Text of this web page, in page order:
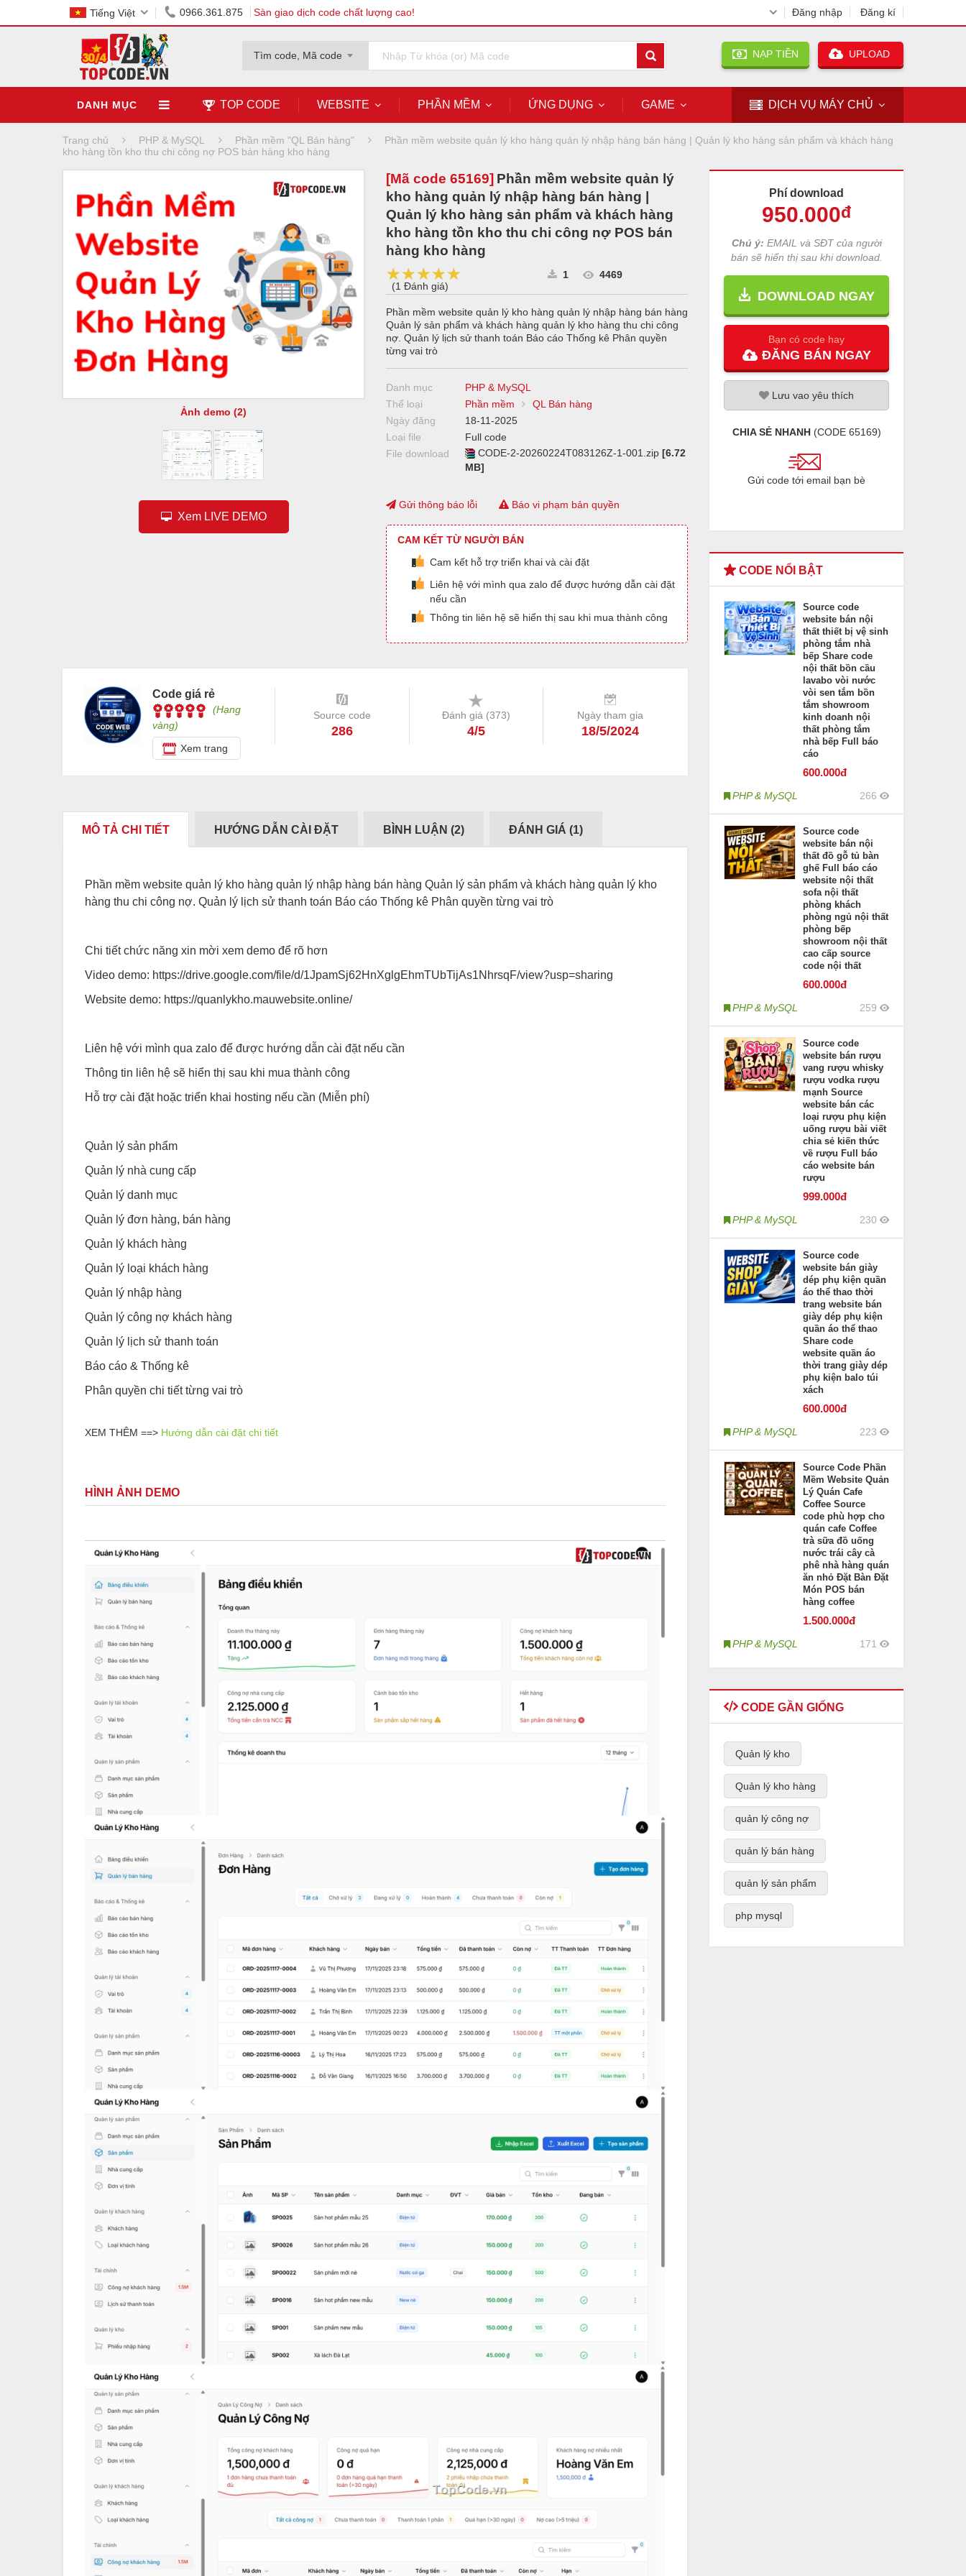
Tiếng Việt 0966.361.875 Sàn giao dịch code chất lượng cao! Đăng nhập Đăng kí
Tìm code, Mã code NẠP TIỀN UPLOAD
DANH MỤC TOP CODE WEBSITE PHẦN MỀM ỨNG DỤNG GAME DỊCH VỤ MÁY CHỦ
Trang chủ PHP & MySQL Phần mềm "QL Bán hàng"
Phần mềm website quản lý kho hàng quản lý nhập hàng bán hàng | Quản lý kho hàng sản phẩm và khách hàng
kho hàng tồn kho thu chi công nợ POS bán hàng kho hàng
Ảnh demo (2)
Xem LIVE DEMO
[Mã code 65169] Phần mềm website quản lý
kho hàng quản lý nhập hàng bán hàng |
Quản lý kho hàng sản phẩm và khách hàng
kho hàng tồn kho thu chi công nợ POS bán
hàng kho hàng
★★★★★
★★★★★
★★★★★
(1 Đánh giá)
1 4469
Phần mềm website quản lý kho hàng quản lý nhập hàng bán hàng
Quản lý sản phẩm và khách hàng quản lý kho hàng thu chi công
nợ. Quản lý lịch sử thanh toán Báo cáo Thống kê Phân quyền
từng vai trò
Danh mục
PHP & MySQL
Thể loại
Phần mềm
QL Bán hàng
Ngày đăng
18-11-2025
Loại file
Full code
File download
CODE-2-20260224T083126Z-1-001.zip [6.72
MB]
Gửi thông báo lỗi Báo vi phạm bản quyền
CAM KẾT TỪ NGƯỜI BÁN
Cam kết hỗ trợ triển khai và cài đặt
Liên hệ với mình qua zalo để được hướng dẫn cài đặt
nếu cần
Thông tin liên hệ sẽ hiển thị sau khi mua thành công
Code giá rẻ
(Hạng
vàng)
Xem trang
Source code
286
Đánh giá (373)
4/5
Ngày tham gia
18/5/2024
MÔ TẢ CHI TIẾT HƯỚNG DẪN CÀI ĐẶT BÌNH LUẬN (2) ĐÁNH GIÁ (1)
Phần mềm website quản lý kho hàng quản lý nhập hàng bán hàng Quản lý sản phẩm và khách hàng quản lý kho
hàng thu chi công nợ. Quản lý lịch sử thanh toán Báo cáo Thống kê Phân quyền từng vai trò
Chi tiết chức năng xin mời xem demo để rõ hơn
Video demo: https://drive.google.com/file/d/1JpamSj62HnXglgEhmTUbTijAs1NhrsqF/view?usp=sharing
Website demo: https://quanlykho.mauwebsite.online/
Liên hệ với mình qua zalo để được hướng dẫn cài đặt nếu cần
Thông tin liên hệ sẽ hiển thị sau khi mua thành công
Hỗ trợ cài đặt hoặc triển khai hosting nếu cần (Miễn phí)
Quản lý sản phẩm
Quản lý nhà cung cấp
Quản lý danh mục
Quản lý đơn hàng, bán hàng
Quản lý khách hàng
Quản lý loại khách hàng
Quản lý nhập hàng
Quản lý công nợ khách hàng
Quản lý lịch sử thanh toán
Báo cáo & Thống kê
Phân quyền chi tiết từng vai trò
XEM THÊM ==> Hướng dẫn cài đặt chi tiết
HÌNH ẢNH DEMO
Phí download
950.000đ
Chú ý: EMAIL và SĐT của người
bán sẽ hiển thị sau khi download.
DOWNLOAD NGAY
Bạn có code hay
ĐĂNG BÁN NGAY
Lưu vao yêu thích
CHIA SẺ NHANH(CODE 65169)
Gửi code tới email bạn bè
CODE NỔI BẬT
Source code
website bán nội
thất thiết bị vệ sinh
phòng tắm nhà
bếp Share code
nội thất bồn cầu
lavabo vòi nước
vòi sen tắm bồn
tắm showroom
kinh doanh nội
thất phòng tắm
nhà bếp Full báo
cáo
600.000đ
PHP & MySQL 266
Source code
website bán nội
thất đồ gỗ tủ bàn
ghế Full báo cáo
website nội thất
sofa nội thất
phòng khách
phòng ngủ nội thất
phòng bếp
showroom nội thất
cao cấp source
code nội thất
600.000đ
PHP & MySQL 259
Source code
website bán rượu
vang rượu whisky
rượu vodka rượu
mạnh Source
website bán các
loại rượu phụ kiện
uống rượu bài viết
chia sẻ kiến thức
về rượu Full báo
cáo website bán
rượu
999.000đ
PHP & MySQL 230
Source code
website bán giày
dép phụ kiện quần
áo thể thao thời
trang website bán
giày dép phụ kiện
quần áo thể thao
Share code
website quần áo
thời trang giày dép
phụ kiện balo túi
xách
600.000đ
PHP & MySQL 223
Source Code Phần
Mềm Website Quản
Lý Quán Cafe
Coffee Source
code phù hợp cho
quán cafe Coffee
trà sữa đồ uống
nước trái cây cà
phê nhà hàng quán
ăn nhỏ Đặt Bàn Đặt
Món POS bán
hàng coffee
1.500.000đ
PHP & MySQL 171
CODE GẦN GIỐNG
Quản lý kho
Quản lý kho hàng
quản lý công nợ
quản lý bán hàng
quản lý sản phẩm
php mysql